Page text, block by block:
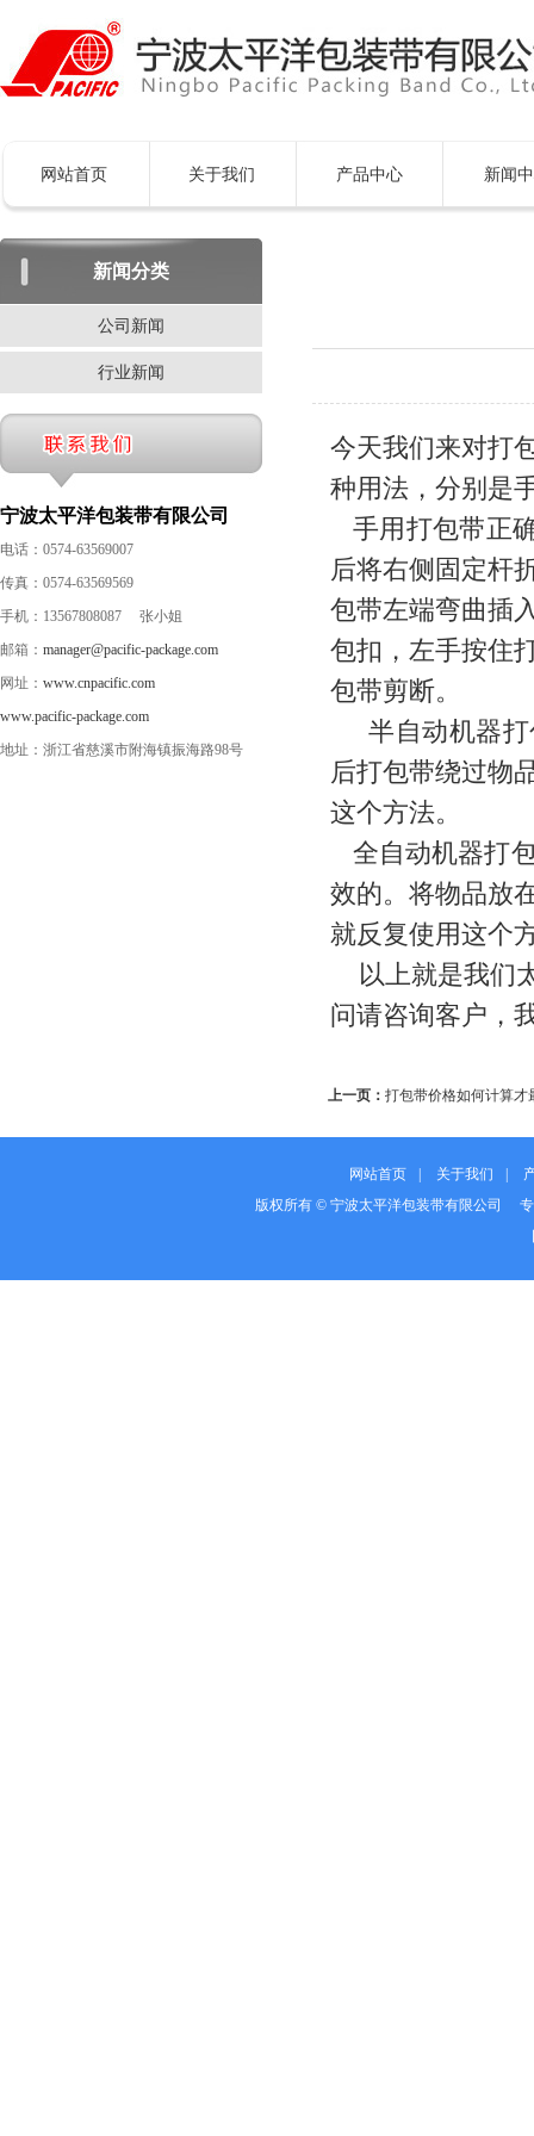
网站首页 关于我们 产品中心 新闻
新闻分类
公司新闻
行业新闻
宁波太平洋包装带有限公司
电话：0574-63569007
传真：0574-63569569
手机：13567808087 张小姐
邮箱： manager@pacific-package.com
网址： www.cnpacific.com
www.pacific-package.com
地址：浙江省慈溪市附海镇振海路98号
今天我们来对打
种用法，分别是
手用打包带正
后将右侧固定杆
包带左端弯曲插
包扣，左手按住
包带剪断。
半自动机器打
后打包带绕过物
这个方法。
全自动机器打
效的。将物品放
就反复使用这个
以上就是我们
问请咨询客户，
上一页： 打包带价格如何计算才
网站首页 关于我们
版权所有 © 宁波太平洋包装带有限公司 专